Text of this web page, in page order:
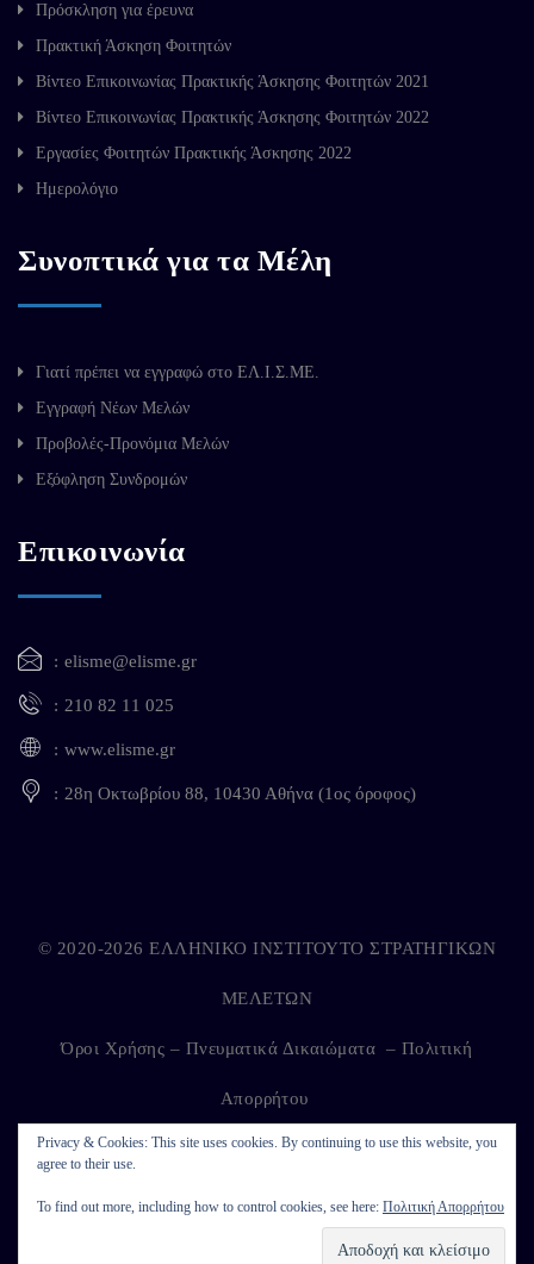
Πρόσκληση για έρευνα
Πρακτική Άσκηση Φοιτητών
Βίντεο Επικοινωνίας Πρακτικής Άσκησης Φοιτητών 2021
Βίντεο Επικοινωνίας Πρακτικής Άσκησης Φοιτητών 2022
Εργασίες Φοιτητών Πρακτικής Άσκησης 2022
Ημερολόγιο
Συνοπτικά για τα Μέλη
Γιατί πρέπει να εγγραφώ στο ΕΛ.Ι.Σ.ΜΕ.
Εγγραφή Νέων Μελών
Προβολές-Προνόμια Μελών
Εξόφληση Συνδρομών
Επικοινωνία
elisme@elisme.gr
210 82 11 025
www.elisme.gr
28η Οκτωβρίου 88, 10430 Αθήνα (1ος όροφος)
Privacy & Cookies: This site uses cookies. By continuing to use this website, you
agree to their use.
To find out more, including how to control cookies, see here: Πολιτική Απορρήτου
© 2020-2026 ΕΛΛΗΝΙΚΟ ΙΝΣΤΙΤΟΥΤΟ ΣΤΡΑΤΗΓΙΚΩΝ
ΜΕΛΕΤΩΝ
Όροι Χρήσης – Πνευματικά Δικαιώματα – Πολιτική
Απορρήτου
Developed by